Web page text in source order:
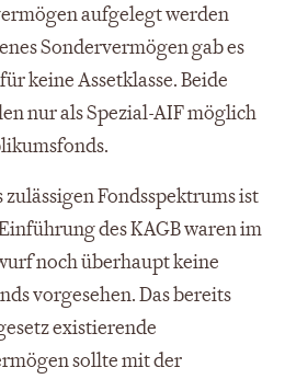
aufgelegt werden
Sondervermögen gab es
keine Assetklasse. Beide
nur als Spezial-AIF möglich
Fondsspektrums ist
des KAGB waren im
noch überhaupt keine
vorgesehen. Das bereits
existierende
sollte mit der